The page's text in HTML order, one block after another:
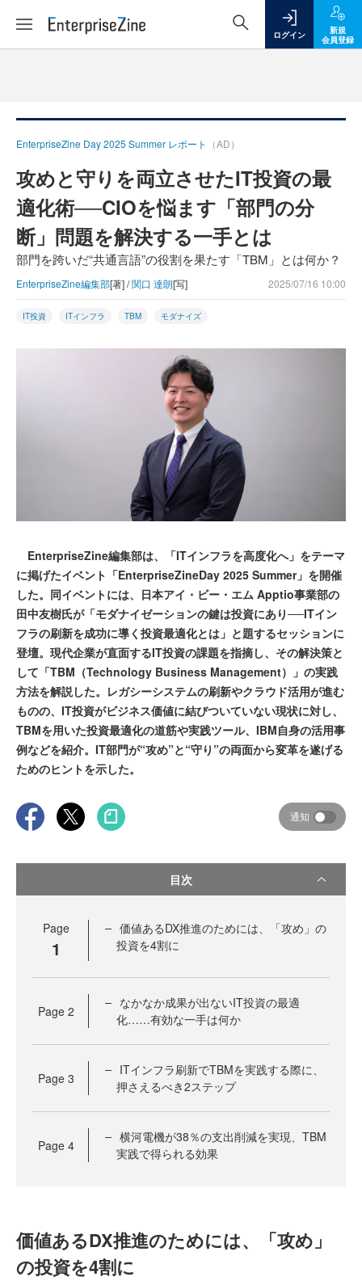
ログイン
新規
会員登録
EnterpriseZine Day 2025 Summer レポート （AD）
攻めと守りを両立させたIT投資の最
適化術──CIOを悩ます「部門の分
断」問題を解決する一手とは
部門を跨いだ“共通言語”の役割を果たす「TBM」とは何か？
EnterpriseZine編集部[著] /関口 達朗[写] 2025/07/16 10:00
IT投資 ITインフラ TBM モダナイズ
EnterpriseZine編集部は、「ITインフラを高度化へ」をテーマ
に掲げたイベント「EnterpriseZineDay 2025 Summer」を開催
した。同イベントには、日本アイ・ビー・エム Apptio事業部の
田中友樹氏が「モダナイゼーションの鍵は投資にあり──ITイン
フラの刷新を成功に導く投資最適化とは」と題するセッションに
登壇。現代企業が直面するIT投資の課題を指摘し、その解決策と
して「TBM（Technology Business Management）」の実践
方法を解説した。レガシーシステムの刷新やクラウド活用が進む
ものの、IT投資がビジネス価値に結びついていない現状に対し、
TBMを用いた投資最適化の道筋や実践ツール、IBM自身の活用事
例などを紹介。IT部門が“攻め”と“守り”の両面から変革を遂げる
ためのヒントを示した。
通知
目次
Page
1
価値あるDX推進のためには、「攻め」の
投資を4割に
Page 2
なかなか成果が出ないIT投資の最適
化……有効な一手は何か
Page 3
ITインフラ刷新でTBMを実践する際に、
押さえるべき2ステップ
Page 4
横河電機が38％の支出削減を実現、TBM
実践で得られる効果
価値あるDX推進のためには、「攻め」
の投資を4割に